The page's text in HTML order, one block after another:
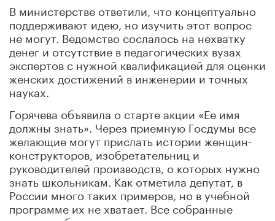
В министерстве ответили, что концептуально
поддерживают идею, но изучить этот вопрос
не могут. Ведомство сослалось на нехватку
денег и отсутствие в педагогических вузах
экспертов с нужной квалификацией для оценки
женских достижений в инженерии и точных
науках.
Горячева объявила о старте акции «Ее имя
должны знать». Через приемную Госдумы все
желающие могут прислать истории женщин-
конструкторов, изобретательниц и
руководителей производств, о которых нужно
знать школьникам. Как отметила депутат, в
России много таких примеров, но в учебной
программе их не хватает. Все собранные